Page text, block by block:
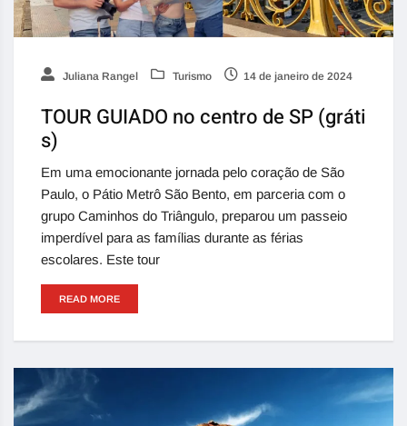
Juliana Rangel Turismo 14 de janeiro de 2024
TOUR GUIADO no centro de SP (gráti
s)
Em uma emocionante jornada pelo coração de São
Paulo, o Pátio Metrô São Bento, em parceria com o
grupo Caminhos do Triângulo, preparou um passeio
imperdível para as famílias durante as férias
escolares. Este tour
READ MORE